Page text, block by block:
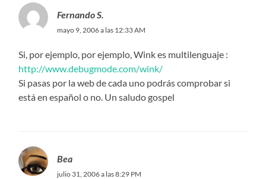
Fernando S.
mayo 9, 2006 a las 12:33 AM
Si, por ejemplo, por ejemplo, Wink es multilenguaje :
http://www.debugmode.com/wink/
Si pasas por la web de cada uno podrás comprobar si
está en español o no. Un saludo gospel
Bea
julio 31, 2006 a las 8:29 PM